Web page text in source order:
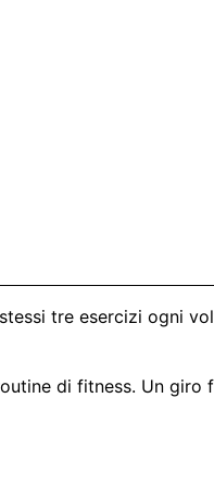
tre esercizi ogni
di fitness. Un